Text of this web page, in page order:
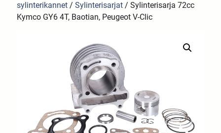
sylinterikannet /Sylinterisarjat / Sylinterisarja 72cc
Kymco GY6 4T, Baotian, Peugeot V-Clic